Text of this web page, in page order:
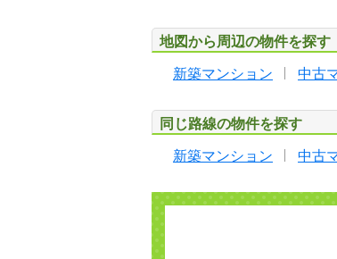
地図から周辺の物件を探す
新築マンション 中古
同じ路線の物件を探す
新築マンション 中古